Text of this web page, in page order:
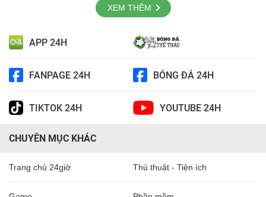
XEM THÊM
APP 24H
FANPAGE 24H BÓNG ĐÁ 24H
TIKTOK 24H YOUTUBE 24H
CHUYÊN MỤC KHÁC
Trang chủ 24giờ Thủ thuật - Tiện ích